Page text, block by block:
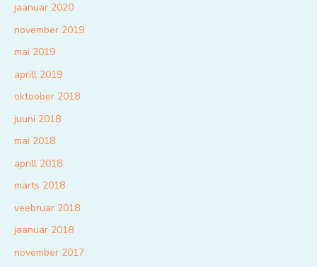
jaanuar 2020
november 2019
mai 2019
aprill 2019
oktoober 2018
juuni 2018
mai 2018
aprill 2018
märts 2018
veebruar 2018
jaanuar 2018
november 2017